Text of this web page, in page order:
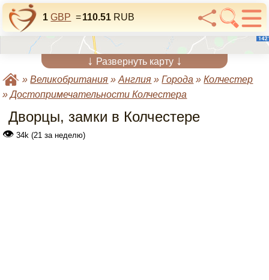
1 GBP =110.51 RUB
↓ Развернуть карту ↓
»Великобритания »Англия »Города »Колчестер
»Достопримечательности Колчестера
Дворцы, замки в Колчестере
👁 34k (21 за неделю)